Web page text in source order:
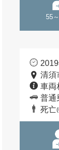
55
清須
車両
普通
死亡